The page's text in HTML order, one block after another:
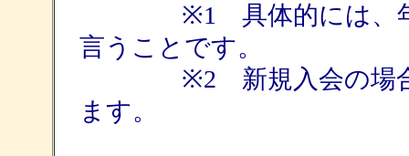
※1 具体的には、年会
言うことです。
※2 新規入会の場合、
ます。